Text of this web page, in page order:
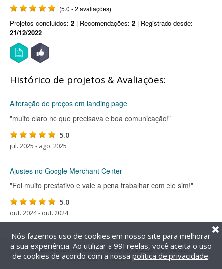
(5.0 - 2 avaliações)
Projetos concluídos: 2 | Recomendações: 2 | Registrado desde:
21/12/2022
Histórico de projetos & Avaliações:
Alteração de preços em landing page
"muito claro no que precisava e boa comunicação!"
5.0
jul. 2025 - ago. 2025
Ajustes no Google Merchant Center
"Foi muito prestativo e vale a pena trabalhar com ele sim!"
5.0
out. 2024 - out. 2024
@2014-2026 99Freelas. Todos os direitos reservados.
Termos de uso| Política de privacidade
Nós fazemos uso de cookies em nosso site para melhorar
a sua experiência. Ao utilizar a 99Freelas, você aceita o uso
de cookies de acordo com a nossa política de privacidade.